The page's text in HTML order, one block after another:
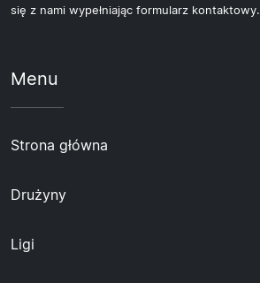
się z nami wypełniając formularz kontaktowy.
Menu
Strona główna
Drużyny
Ligi